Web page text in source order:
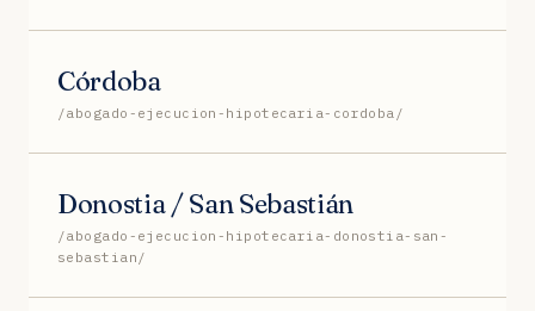
Córdoba
/abogado-ejecucion-hipotecaria-cordoba/
Donostia / San Sebastián
/abogado-ejecucion-hipotecaria-donostia-san-
sebastian/